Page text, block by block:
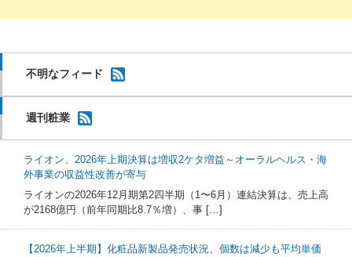
不明なフィード
週刊粧業
ライオン、2026年上期決算は増収2ケタ増益～オーラルヘルス・海
外事業の収益性改善が寄与
ライオンの2026年12月期第2四半期（1〜6月）連結決算は、売上高
が2168億円（前年同期比8.7％増）、事 […]
【2026年上半期】化粧品新製品発売状況、個数は減少も平均単価